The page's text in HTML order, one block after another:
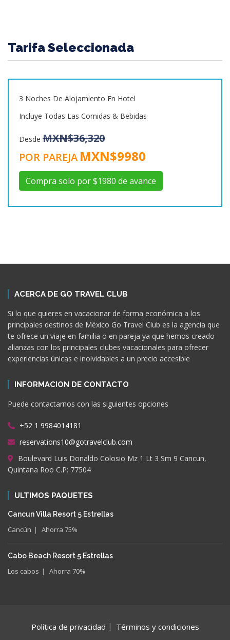
Tarifa Seleccionada
3 Noches De Alojamiento En Hotel
Incluye Todas Las Comidas & Bebidas
Desde MXN$36,320
POR PAREJA MXN$9980
Compra solo por $1980 de avance
ACERCA DE GO TRAVEL CLUB
Si lo que quieres en vacacionar de forma económica a los
principales destinos de México Go Travel Club es la agencia que
te ofrece un viaje en familia o en pareja ya que hemos creado
alianzas con los principales clubes vacacionales para ofrecer
experiencias únicas e inolvidables a un precio accesible
INFORMACION DE CONTACTO
Puede contactarnos con las siguientes opciones
+52 1 9984014181
reservations10@gotravelclub.com
Boulevard Luis Donaldo Colosio Mz 1 Lt 3 Sm 9 Cancun,
Quintana Roo C.P: 77504
ULTIMOS PAQUETES
Cancun Villa Resort 5 Estrellas
Cancún Ahorra 75%
Cabo Beach Resort 5 Estrellas
Los cabos Ahorra 70%
Política de privacidad Términos y condiciones